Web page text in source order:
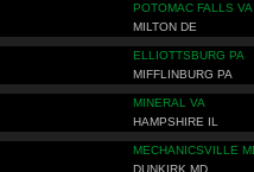
POTOMAC FALLS VA
MILTON DE
ELLIOTTSBURG PA
MIFFLINBURG PA
MINERAL VA
HAMPSHIRE IL
MECHANICSVILLE
DUNKIRK MD